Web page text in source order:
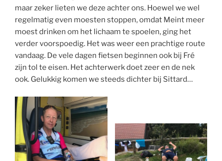
maar zeker lieten we deze achter ons. Hoewel we wel
regelmatig even moesten stoppen, omdat Meint meer
moest drinken om het lichaam te spoelen, ging het
verder voorspoedig. Het was weer een prachtige route
vandaag. De vele dagen fietsen beginnen ook bij Fré
zijn tol te eisen. Het achterwerk doet zeer en de nek
ook. Gelukkig komen we steeds dichter bij Sittard…